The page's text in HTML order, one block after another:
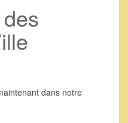
dans notre